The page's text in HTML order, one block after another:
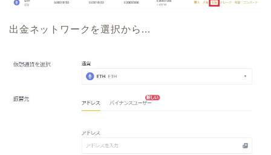
出金ネットワークを選択から…